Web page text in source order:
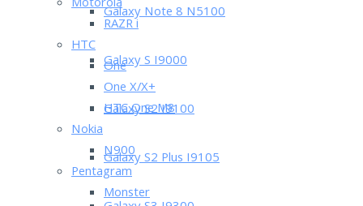
Galaxy Note 8 N5100
Galaxy S I9000
Galaxy S2 I9100
Galaxy S2 Plus I9105
RAZR i
HTC
One
One X/X+
HTC One M8
Nokia
N900
Pentagram
Monster